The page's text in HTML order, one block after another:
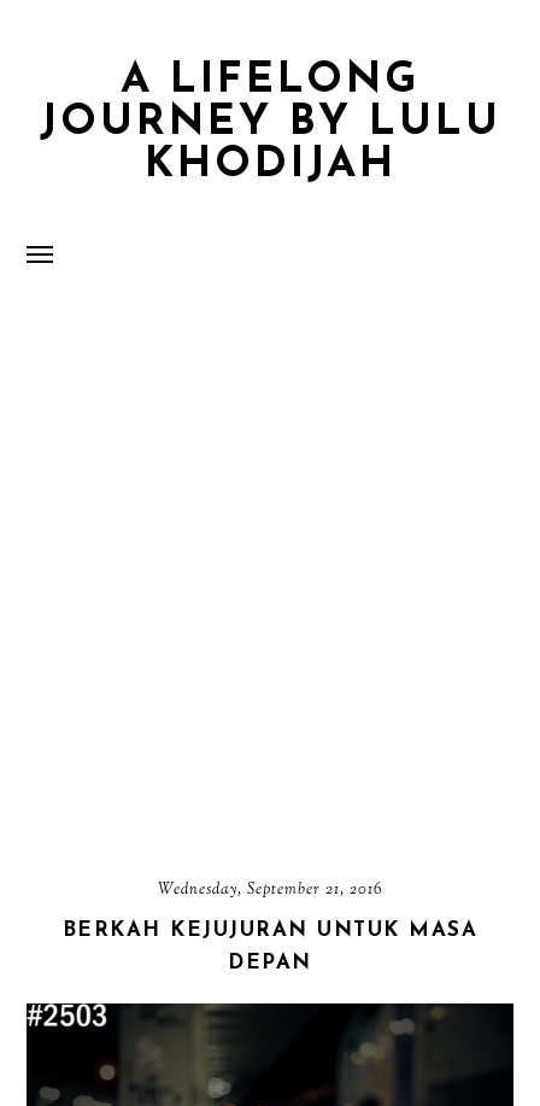
A LIFELONG
JOURNEY BY LULU
KHODIJAH
Wednesday, September 21, 2016
BERKAH KEJUJURAN UNTUK MASA
DEPAN